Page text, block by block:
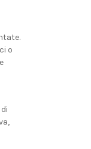
o